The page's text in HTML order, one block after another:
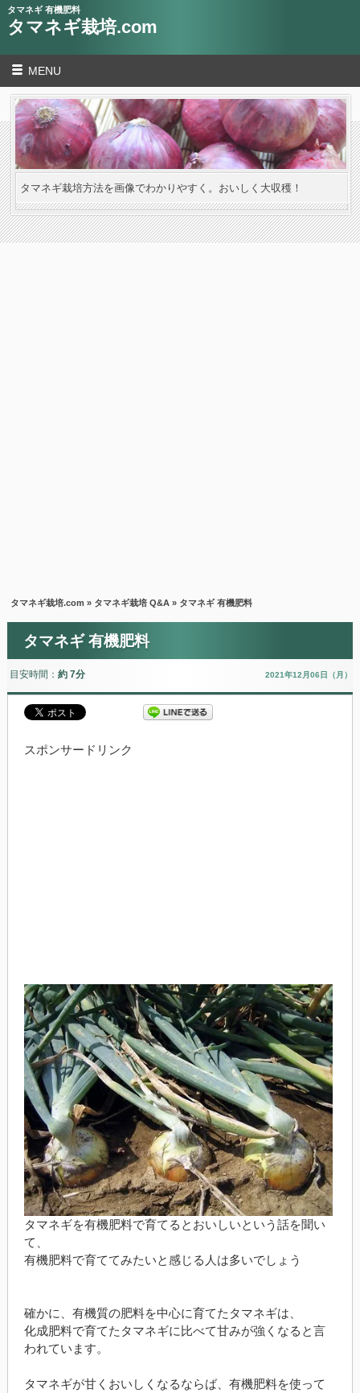
タマネギ 有機肥料
タマネギ栽培.com
MENU
タマネギ栽培方法を画像でわかりやすく。おいしく大収穫！
タマネギ栽培.com » タマネギ栽培 Q&A » タマネギ 有機肥料
タマネギ 有機肥料
目安時間： 約 7分 2021年12月06日（月）
スポンサードリンク
タマネギを有機肥料で育てるとおいしいという話を聞い
て、
有機肥料で育ててみたいと感じる人は多いでしょう
確かに、有機質の肥料を中心に育てたタマネギは、
化成肥料で育てたタマネギに比べて甘みが強くなると言
われています。
タマネギが甘くおいしくなるならば、有機肥料を使って